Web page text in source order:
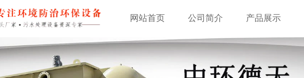
网站首页 公司简介 产品展示